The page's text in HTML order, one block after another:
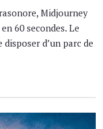
Midjourney
60 secondes. Le
d’un parc de